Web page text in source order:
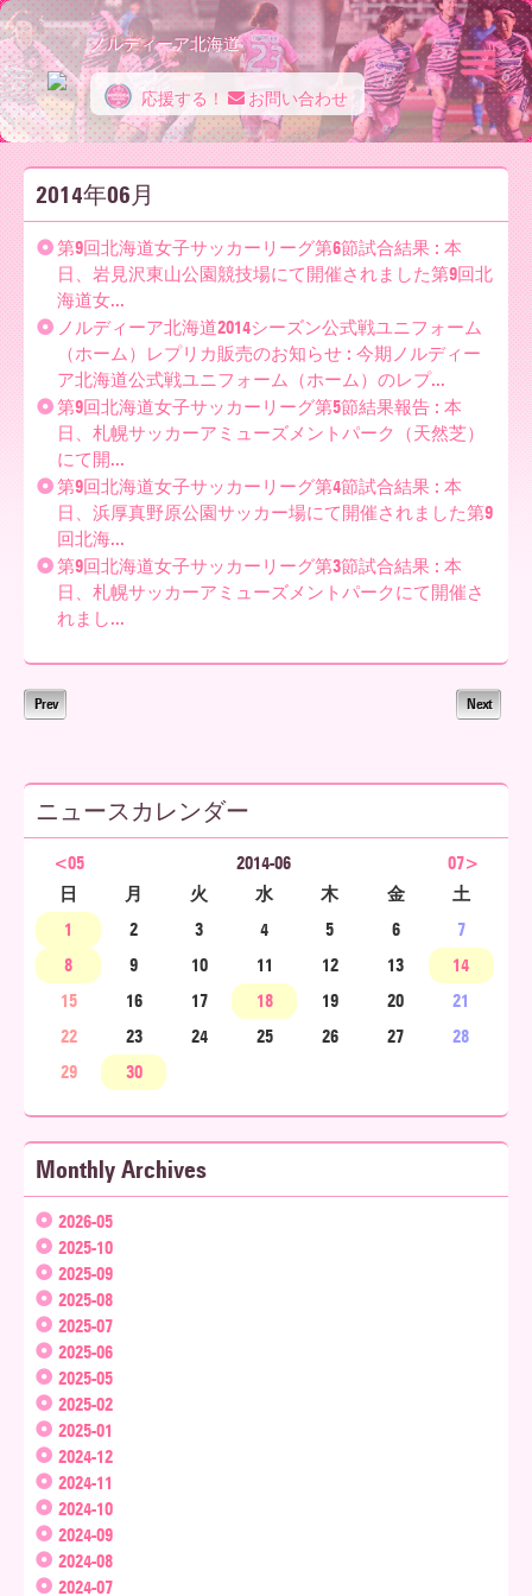
ノ
ル
デ
ィ
ー
ア
北
海
道
ノルディーア北海道
応援する！ お問い合わせ
2014年06月
第9回北海道女子サッカーリーグ第6節試合結果 : 本
日、岩見沢東山公園競技場にて開催されました第9回北
海道女...
ノルディーア北海道2014シーズン公式戦ユニフォーム
（ホーム）レプリカ販売のお知らせ : 今期ノルディー
ア北海道公式戦ユニフォーム（ホーム）のレプ...
第9回北海道女子サッカーリーグ第5節結果報告 : 本
日、札幌サッカーアミューズメントパーク（天然芝）
にて開...
第9回北海道女子サッカーリーグ第4節試合結果 : 本
日、浜厚真野原公園サッカー場にて開催されました第9
回北海...
第9回北海道女子サッカーリーグ第3節試合結果 : 本
日、札幌サッカーアミューズメントパークにて開催さ
れまし...
Prev Next
ニュースカレンダー
<05 2014-06
07>
日
月 火 水 木 金
土
1
2 3 4 5 6
7
8
9 10 11 12 13
14
15
16 17 18 19 20
21
22
23 24 25 26 27
28
29
30
Monthly Archives
2026-05
2025-10
2025-09
2025-08
2025-07
2025-06
2025-05
2025-02
2025-01
2024-12
2024-11
2024-10
2024-09
2024-08
2024-07